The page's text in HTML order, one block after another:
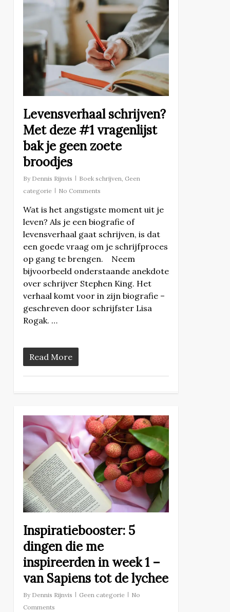
Levensverhaal schrijven?
Met deze #1 vragenlijst
bak je geen zoete
broodjes
By Dennis Rijnvis Boek schrijven Geen
categorie
No Comments
Wat is het angstigste moment uit je
leven? Als je een biografie of
levensverhaal gaat schrijven, is dat
een goede vraag om je schrijfproces
op gang te brengen. Neem
bijvoorbeeld onderstaande anekdote
over schrijver Stephen King. Het
verhaal komt voor in zijn biografie –
geschreven door schrijfster Lisa
Rogak. …
Read More
Inspiratiebooster: 5
dingen die me
inspireerden in week 1 –
van Sapiens tot de lychee
By Dennis Rijnvis Geen categorie
No
Comments